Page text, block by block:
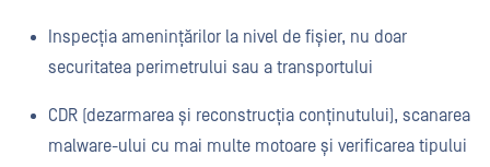
Inspecția amenințărilor la nivel de fișier, nu doar
securitatea perimetrului sau a transportului
CDR (dezarmarea și reconstrucția conținutului), scanarea
malware-ului cu mai multe motoare și verificarea tipului